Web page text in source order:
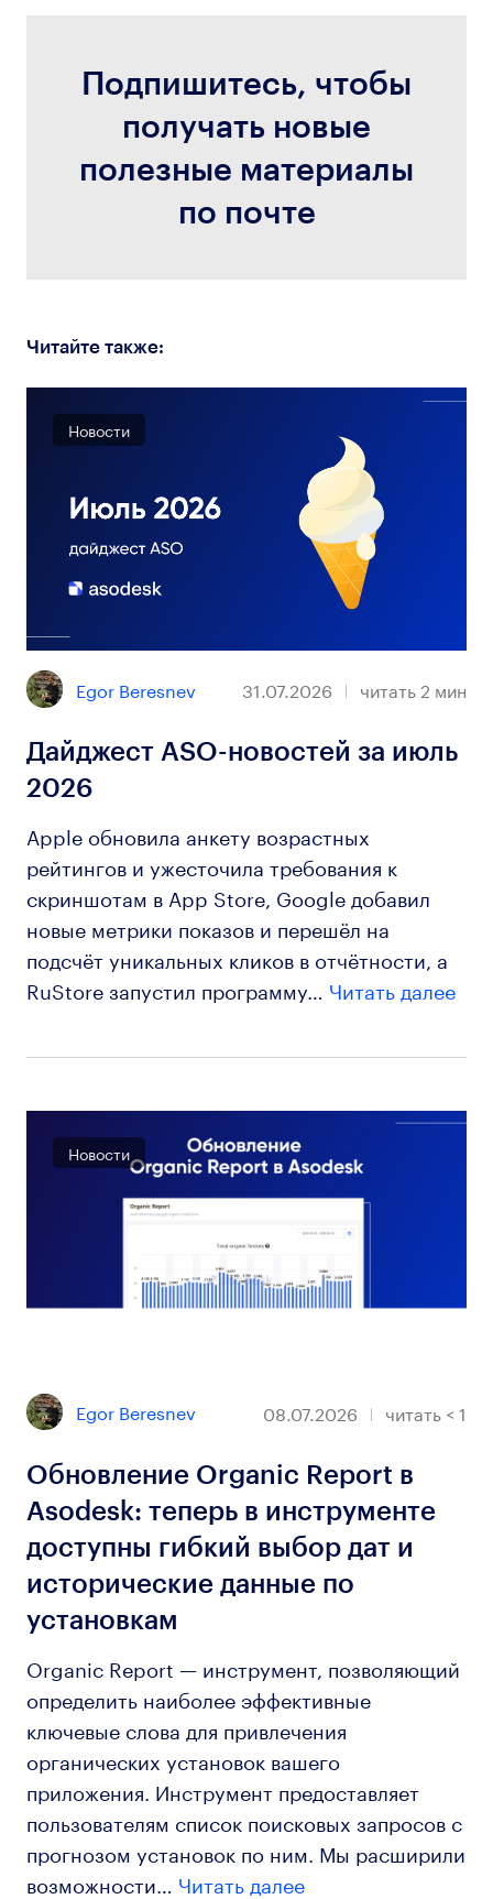
Подпишитесь, чтобы
получать новые
полезные материалы
по почте
Читайте также:
Новости
Egor Beresnev 31.07.2026 читать 2 мин
Дайджест ASO-новостей за июль
2026
Apple обновила анкету возрастных
рейтингов и ужесточила требования к
скриншотам в App Store, Google добавил
новые метрики показов и перешёл на
подсчёт уникальных кликов в отчётности, а
RuStore запустил программу… Читать далее
Новости
Egor Beresnev 08.07.2026 читать < 1
Обновление Organic Report в
Asodesk: теперь в инструменте
доступны гибкий выбор дат и
исторические данные по
установкам
Organic Report — инструмент, позволяющий
определить наиболее эффективные
ключевые слова для привлечения
органических установок вашего
приложения. Инструмент предоставляет
пользователям список поисковых запросов с
прогнозом установок по ним. Мы расширили
возможности… Читать далее